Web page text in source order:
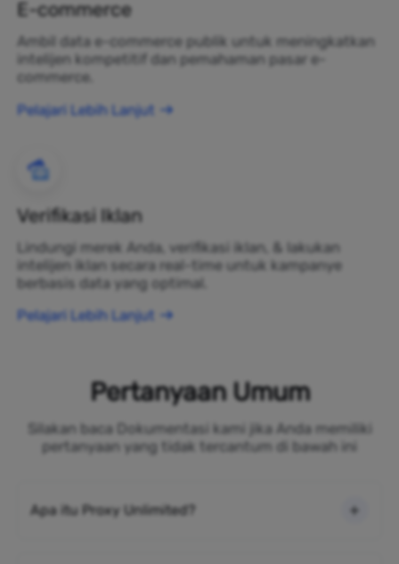
E-commerce
Ambil data e-commerce publik untuk meningkatkan
intelijen kompetitif dan pemahaman pasar e-
commerce.
Pelajari Lebih Lanjut
Verifikasi Iklan
Lindungi merek Anda, verifikasi iklan, & lakukan
intelijen iklan secara real-time untuk kampanye
berbasis data yang optimal.
Pelajari Lebih Lanjut
Pertanyaan Umum
Silakan baca Dokumentasi kami jika Anda memiliki
pertanyaan yang tidak tercantum di bawah ini
Apa itu Proxy Unlimited?